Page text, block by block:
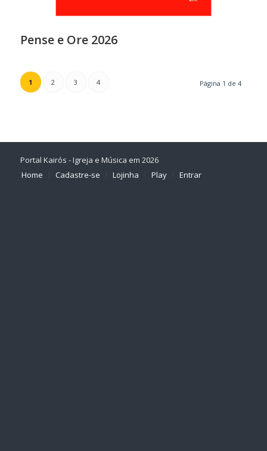
Pense e Ore 2026
Página 1 de 4
1 2 3 4
Portal Kairós - Igreja e Música em 2026
Home
Cadastre-se Lojinha Play Entrar